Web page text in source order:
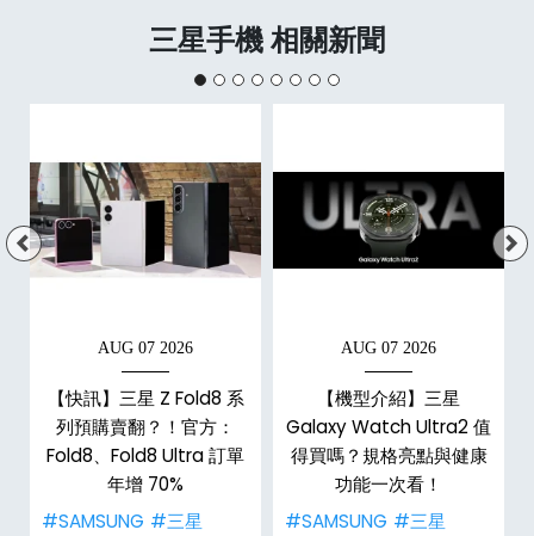
三星手機 相關新聞
AUG 07 2026
【快訊】三星 Z Fold8 系
列預購賣翻？！官方：
Fold8、Fold8 Ultra 訂單
年增 70%
#SAMSUNG #三星
AUG 07 2026
【機型介紹】三星
Galaxy Watch Ultra2 值
得買嗎？規格亮點與健康
功能一次看！
#SAMSUNG #三星